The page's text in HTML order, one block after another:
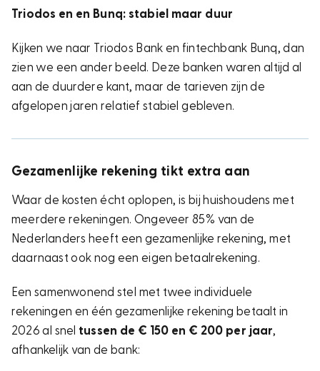
Triodos en en Bunq: stabiel maar duur
Kijken we naar Triodos Bank en fintechbank Bunq, dan
zien we een ander beeld. Deze banken waren altijd al
aan de duurdere kant, maar de tarieven zijn de
afgelopen jaren relatief stabiel gebleven.
Gezamenlijke rekening tikt extra aan
Waar de kosten écht oplopen, is bij huishoudens met
meerdere rekeningen. Ongeveer 85% van de
Nederlanders heeft een gezamenlijke rekening, met
daarnaast ook nog een eigen betaalrekening.
Een samenwonend stel met twee individuele
rekeningen en één gezamenlijke rekening betaalt in
2026 al snel tussen de € 150 en € 200 per jaar,
afhankelijk van de bank: